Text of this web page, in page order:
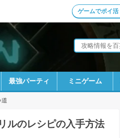
ゲームでポイ活
最強パーティ ミニゲーム
道
ルのレシピの入手方法